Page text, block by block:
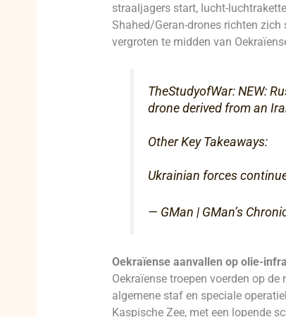
straaljagers start, lucht-
Shahed/Geran-drones richten
vergroten te midden van
TheStudyofWar: NEW:
drone derived from an
Other Key Takeaways:
Ukrainian forces
— GMan | GMan’s
Oekraïense aanvallen op olie-
Oekraïense troepen voerden op
algemene staf en speciale
Kaspische Zee, met een lopende